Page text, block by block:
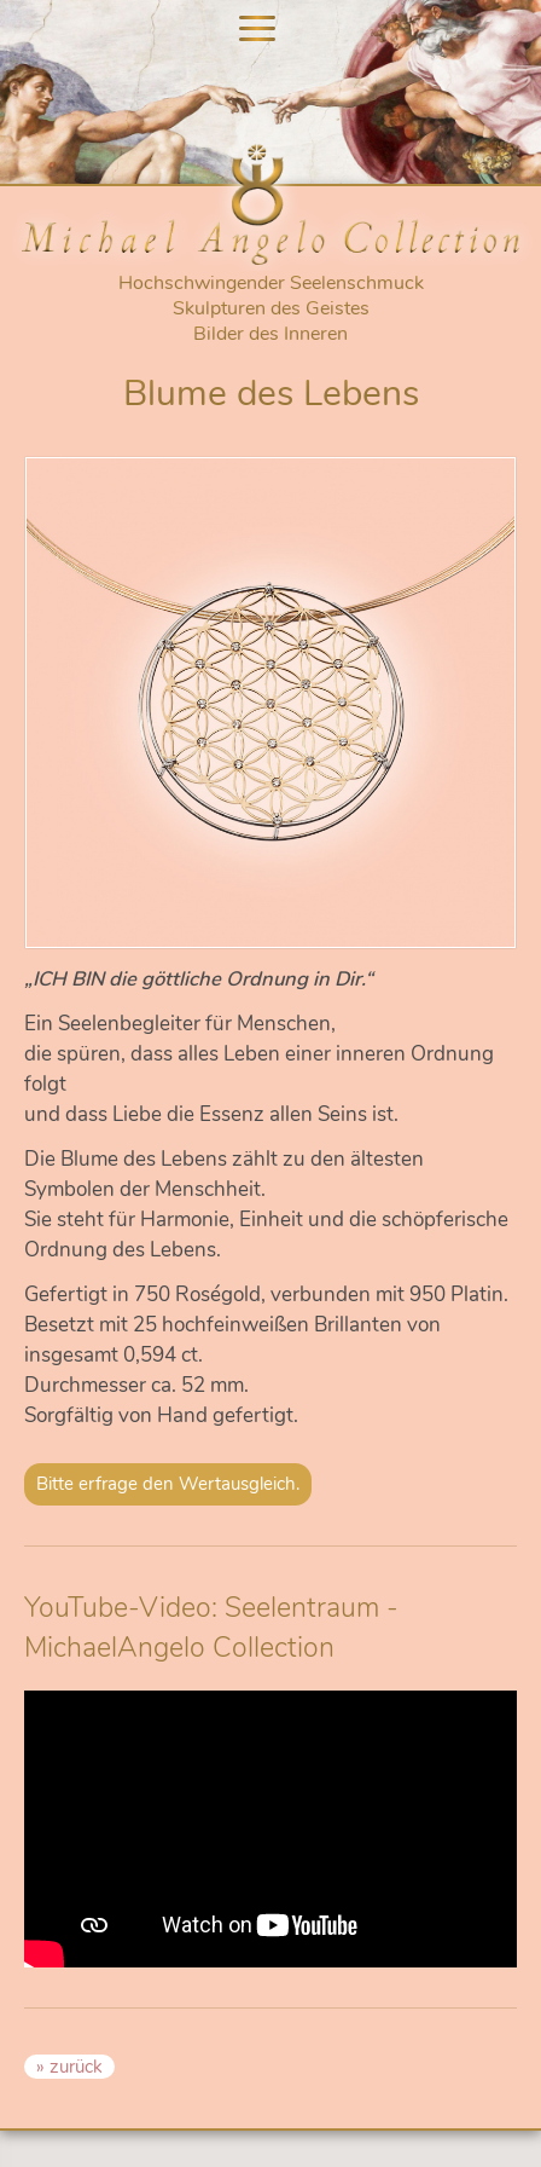
Hochschwingender Seelenschmuck
Skulpturen des Geistes
Bilder des Inneren
Blume des Lebens
„ICH BIN die göttliche Ordnung in Dir.“
Ein Seelenbegleiter für Menschen,
die spüren, dass alles Leben einer inneren Ordnung
folgt
und dass Liebe die Essenz allen Seins ist.
Die Blume des Lebens zählt zu den ältesten
Symbolen der Menschheit.
Sie steht für Harmonie, Einheit und die schöpferische
Ordnung des Lebens.
Gefertigt in 750 Roségold, verbunden mit 950 Platin.
Besetzt mit 25 hochfeinweißen Brillanten von
insgesamt 0,594 ct.
Durchmesser ca. 52 mm.
Sorgfältig von Hand gefertigt.
Bitte erfrage den Wertausgleich.
YouTube-Video: Seelentraum -
MichaelAngelo Collection
» zurück